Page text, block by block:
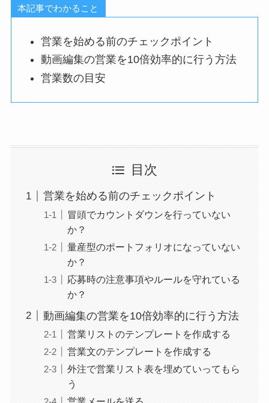
本記事でわかること
営業を始める前のチェックポイント
動画編集の営業を10倍効率的に行う方法
営業数の目安
目次
営業を始める前のチェックポイント
冒頭でカウントダウンを行っていない
か？
量産型のポートフォリオになっていない
か？
応募時の注意事項やルールを守れている
か？
動画編集の営業を10倍効率的に行う方法
営業リストのテンプレートを作成する
営業文のテンプレートを作成する
外注で営業リスト表を埋めていってもら
う